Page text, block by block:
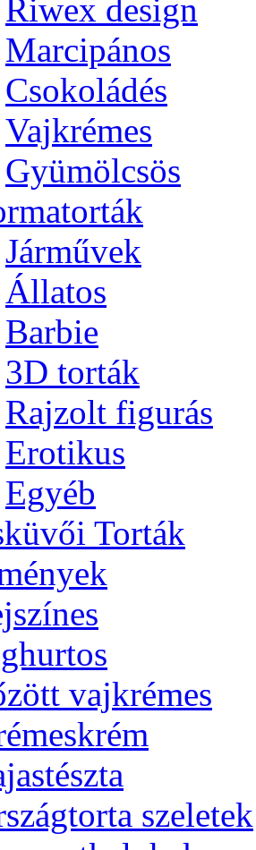
Riwex design
Marcipános
Csokoládés
Vajkrémes
Gyümölcsös
Járművek
Állatos
Barbie
3D torták
Rajzolt figurás
Erotikus
Egyéb
Torták
vajkrémes
szeletek